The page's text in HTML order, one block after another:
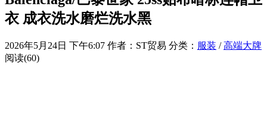
衣 成衣洗水磨烂洗水黑
2026年5月24日 下午6:07 作者：ST贸易 分类： 服装 /高端大牌
阅读(60)